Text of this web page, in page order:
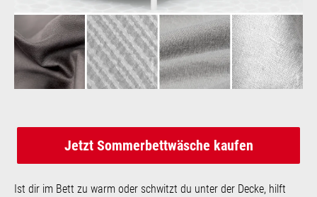
Jetzt Sommerbettwäsche kaufen
Ist dir im Bett zu warm oder schwitzt du unter der Decke, hilft